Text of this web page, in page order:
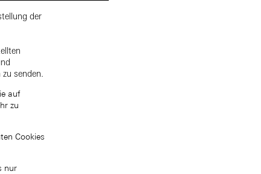
der
senden.
auf
zu
Cookies
nur